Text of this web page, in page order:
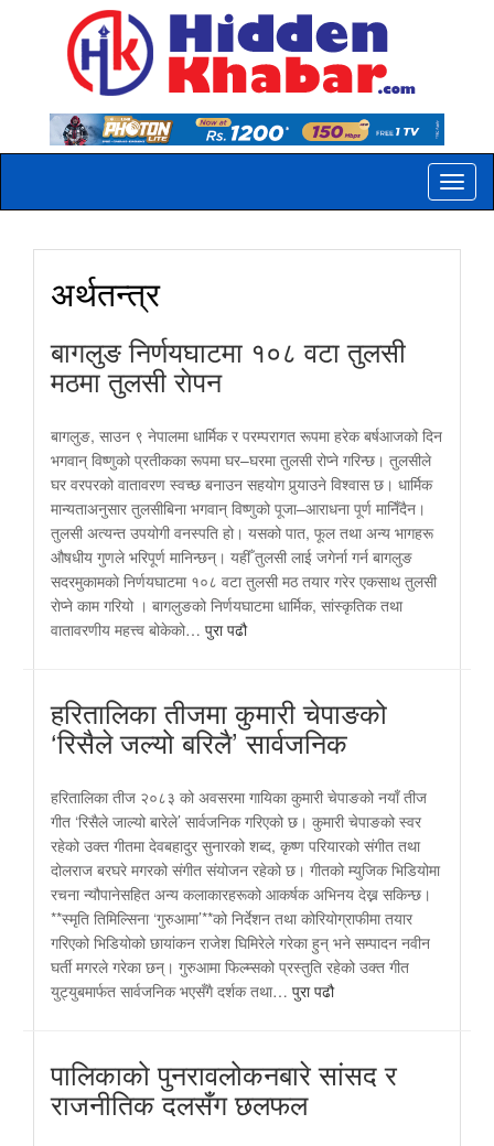
Toggle
अर्थतन्त्र
बागलुङ निर्णयघाटमा १०८ वटा तुलसी
मठमा तुलसी राेपन
बागलुङ, साउन ९ नेपालमा धार्मिक र परम्परागत रूपमा हरेक बर्षआजको दिन
भगवान् विष्णुको प्रतीकका रूपमा घर–घरमा तुलसी रोप्ने गरिन्छ। तुलसीले
घर वरपरको वातावरण स्वच्छ बनाउन सहयोग पुर्‍याउने विश्वास छ। धार्मिक
मान्यताअनुसार तुलसीबिना भगवान् विष्णुको पूजा–आराधना पूर्ण मानिँदैन।
तुलसी अत्यन्त उपयोगी वनस्पति हो। यसको पात, फूल तथा अन्य भागहरू
औषधीय गुणले भरिपूर्ण मानिन्छन्। यहीँ तुलसी लाई जगेर्ना गर्न बागलुङ
सदरमुकामकाे निर्णयघाटमा १०८ वटा तुलसी मठ तयार गरेर एकसाथ तुलसी
राेप्ने काम गरियो । बागलुङको निर्णयघाटमा धार्मिक, सांस्कृतिक तथा
वातावरणीय महत्त्व बोकेको… पुरा पढौ
हरितालिका तीजमा कुमारी चेपाङको
‘रिसैले जल्यो बरिलै’ सार्वजनिक
हरितालिका तीज २०८३ को अवसरमा गायिका कुमारी चेपाङको नयाँ तीज
गीत ‘रिसैले जाल्यो बारेले’ सार्वजनिक गरिएको छ। कुमारी चेपाङको स्वर
रहेको उक्त गीतमा देवबहादुर सुनारको शब्द, कृष्ण परियारको संगीत तथा
दोलराज बरघरे मगरको संगीत संयोजन रहेको छ। गीतको म्युजिक भिडियोमा
रचना न्यौपानेसहित अन्य कलाकारहरूको आकर्षक अभिनय देख्न सकिन्छ।
**स्मृति तिमिल्सिना ‘गुरुआमा’**को निर्देशन तथा कोरियोग्राफीमा तयार
गरिएको भिडियोको छायांकन राजेश घिमिरेले गरेका हुन् भने सम्पादन नवीन
घर्ती मगरले गरेका छन्। गुरुआमा फिल्म्सको प्रस्तुति रहेको उक्त गीत
युट्युबमार्फत सार्वजनिक भएसँगै दर्शक तथा… पुरा पढौ
पालिकाको पुनरावलोकनबारे सांसद र
राजनीतिक दलसँग छलफल